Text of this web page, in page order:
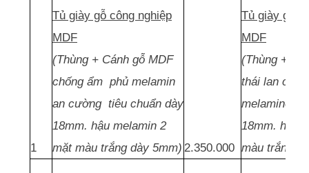
1
Tủ giày gỗ công nghiệp
MDF
(Thùng + Cánh gỗ MDF
chống ẩm phủ melamin
an cường tiêu chuẩn dày
18mm. hậu melamin 2
mặt màu trắng dày 5mm) 2.350.000
Tủ giày gỗ
MDF
(Thùng +
thái lan
melamine
18mm. hậu
màu trắng